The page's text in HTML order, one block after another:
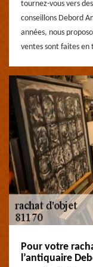
tournez-vous vers
conseillons Debord
années, nous
ventes sont faites en
Pour votre
l’antiquaire